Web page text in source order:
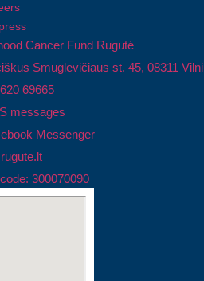
Cancer Fund Rugutė
Smuglevičiaus st. 45, 08311
69665
messages
Messenger
300070090